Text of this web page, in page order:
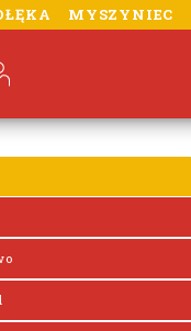
MYSZYNIEC